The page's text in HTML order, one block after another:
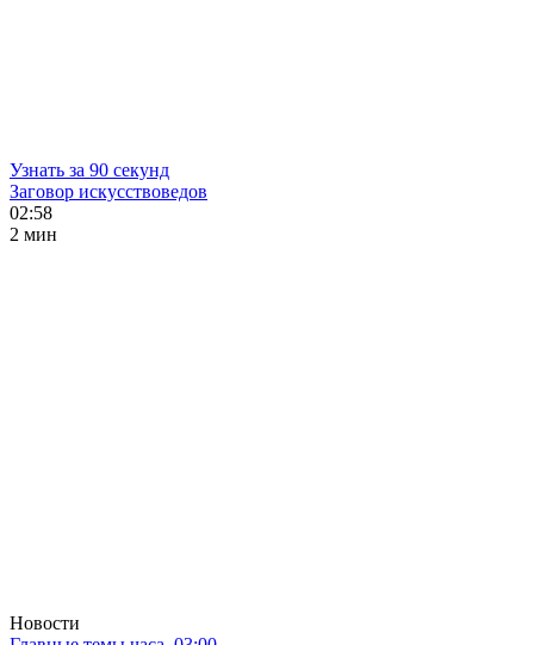
Узнать за 90 секунд
Заговор искусствоведов
02:58
2 мин
Новости